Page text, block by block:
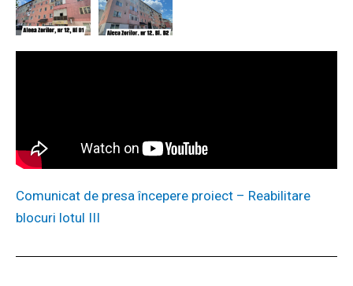
Comunicat de presa începere proiect – Reabilitare
blocuri lotul III